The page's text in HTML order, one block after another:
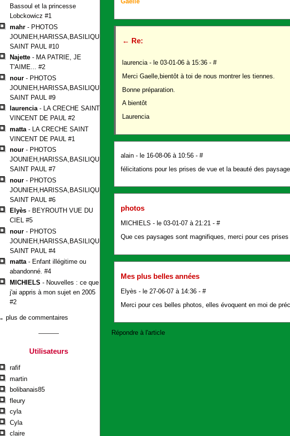
Bassoul et la princesse
Lobckowicz #1
mahr - PHOTOS
JOUNIEH,HARISSA,BASILIQUE
SAINT PAUL #10
Najette - MA PATRIE, JE
T'AIME... #2
nour - PHOTOS
JOUNIEH,HARISSA,BASILIQUE
SAINT PAUL #9
laurencia- LA CRECHE SAINT
VINCENT DE PAUL #2
matta - LA CRECHE SAINT
VINCENT DE PAUL #1
nour - PHOTOS
JOUNIEH,HARISSA,BASILIQUE
SAINT PAUL #7
nour - PHOTOS
JOUNIEH,HARISSA,BASILIQUE
SAINT PAUL #6
Elyès - BEYROUTH VUE DU
CIEL #5
nour - PHOTOS
JOUNIEH,HARISSA,BASILIQUE
SAINT PAUL #4
matta- Enfant illégitime ou
abandonné. #4
MICHIELS - Nouvelles : ce que
j'ai appris à mon sujet en 2005
#2
plus de commentaires
Utilisateurs
rafif
martin
bolibanais85
fleury
cyla
Cyla
claire
← Re:
laurencia- le 03-01-06 à 15:36 - #
Merci Gaelle,bientôt à toi de nous montrer les tiennes.
Bonne préparation.
A bientôt
Laurencia
alain- le 16-08-06 à 10:56 - #
félicitations pour les prises de vue et la beauté des
photos
MICHIELS - le 03-01-07 à 21:21 - #
Que ces paysages sont magnifiques, merci pour ces
Mes plus belles années
Elyès - le 27-06-07 à 14:36 - #
Merci pour ces belles photos, elles évoquent en moi de
Répondre à l'article